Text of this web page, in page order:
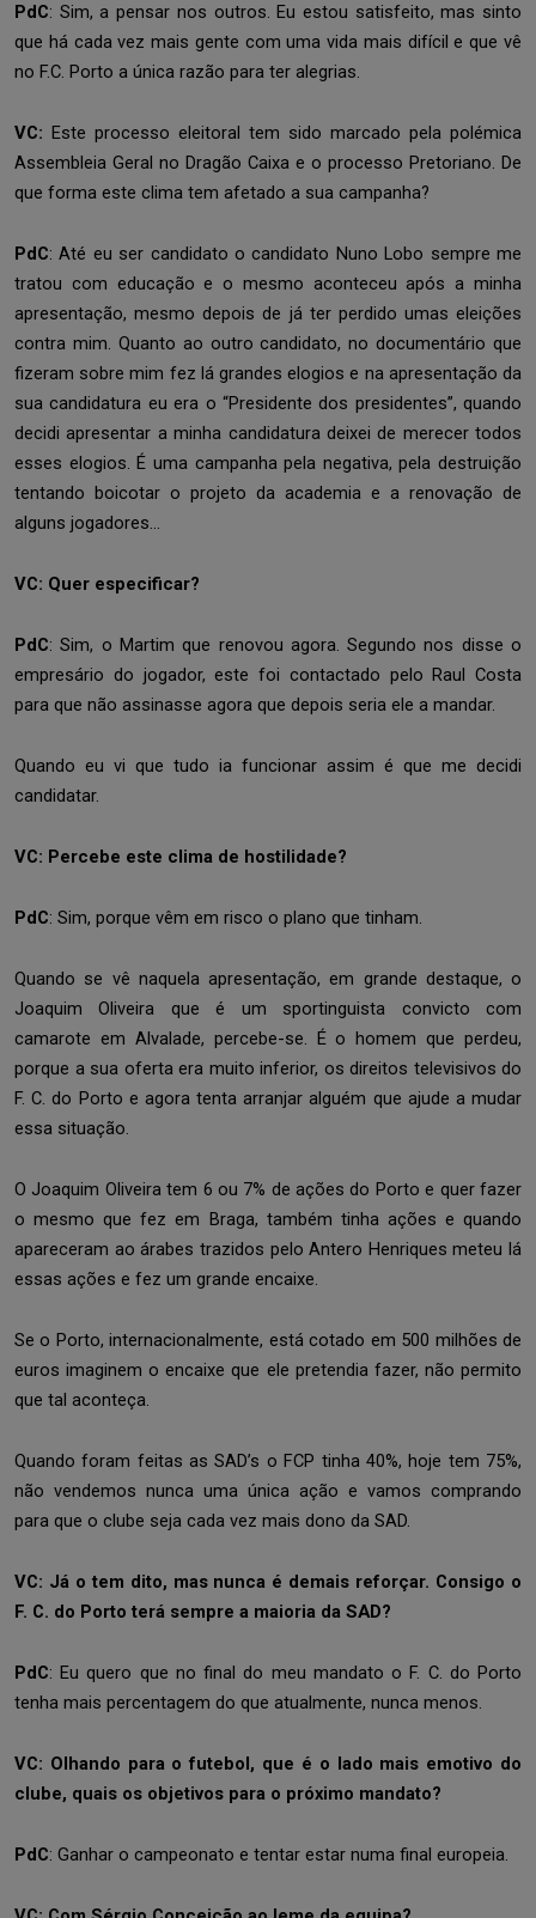
PdC: Sim, a pensar nos outros. Eu estou satisfeito, mas sinto
que há cada vez mais gente com uma vida mais difícil e que vê
no F.C. Porto a única razão para ter alegrias.
VC: Este processo eleitoral tem sido marcado pela polémica
Assembleia Geral no Dragão Caixa e o processo Pretoriano. De
que forma este clima tem afetado a sua campanha?
PdC: Até eu ser candidato o candidato Nuno Lobo sempre me
tratou com educação e o mesmo aconteceu após a minha
apresentação, mesmo depois de já ter perdido umas eleições
contra mim. Quanto ao outro candidato, no documentário que
fizeram sobre mim fez lá grandes elogios e na apresentação da
sua candidatura eu era o “Presidente dos presidentes”, quando
decidi apresentar a minha candidatura deixei de merecer todos
esses elogios. É uma campanha pela negativa, pela destruição
tentando boicotar o projeto da academia e a renovação de
alguns jogadores…
VC: Quer especificar?
PdC: Sim, o Martim que renovou agora. Segundo nos disse o
empresário do jogador, este foi contactado pelo Raul Costa
para que não assinasse agora que depois seria ele a mandar.
Quando eu vi que tudo ia funcionar assim é que me decidi
candidatar.
VC: Percebe este clima de hostilidade?
PdC: Sim, porque vêm em risco o plano que tinham.
Quando se vê naquela apresentação, em grande destaque, o
Joaquim Oliveira que é um sportinguista convicto com
camarote em Alvalade, percebe-se. É o homem que perdeu,
porque a sua oferta era muito inferior, os direitos televisivos do
F. C. do Porto e agora tenta arranjar alguém que ajude a mudar
essa situação.
O Joaquim Oliveira tem 6 ou 7% de ações do Porto e quer fazer
o mesmo que fez em Braga, também tinha ações e quando
apareceram ao árabes trazidos pelo Antero Henriques meteu lá
essas ações e fez um grande encaixe.
Se o Porto, internacionalmente, está cotado em 500 milhões de
euros imaginem o encaixe que ele pretendia fazer, não permito
que tal aconteça.
Quando foram feitas as SAD’s o FCP tinha 40%, hoje tem 75%,
não vendemos nunca uma única ação e vamos comprando
para que o clube seja cada vez mais dono da SAD.
VC: Já o tem dito, mas nunca é demais reforçar. Consigo o
F. C. do Porto terá sempre a maioria da SAD?
PdC: Eu quero que no final do meu mandato o F. C. do Porto
tenha mais percentagem do que atualmente, nunca menos.
VC: Olhando para o futebol, que é o lado mais emotivo do
clube, quais os objetivos para o próximo mandato?
PdC: Ganhar o campeonato e tentar estar numa final europeia.